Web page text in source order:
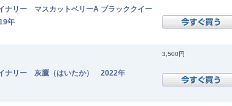
ナリー マスカットベリーA ブラッククイー
年
ナリー 灰鷹（はいたか） 2022年
3,500円